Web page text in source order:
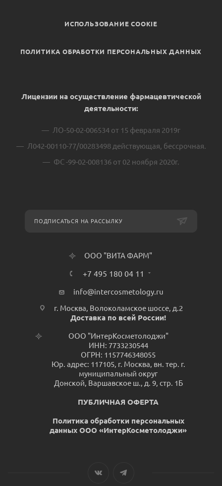
ИСПОЛЬЗОВАНИЕ COOKIE
ПОЛИТИКА ОБРАБОТКИ ПЕРСОНАЛЬНЫХ ДАННЫХ
Лицензии на осуществление фармацевтической
деятельности:
ЛО-50-02-006534 от 15 февраля 2019г
Л042-00110-77/00283498 действующая, бессрочная.
ФС -99-02-008136 от 02 ноября 2020г.
ПОДПИСАТЬСЯ НА РАССЫЛКУ
ООО "ВИТА ФАРМ"
+7 495 180 04 11
info@intercosmetology.ru
г. Москва, Волоколамское шоссе, д.2
Доставка по всей России!
ООО "ИнтерКосметолоджи"
ИНН: 7733230544
ОГРН: 1157746348055
Юр. адрес: 117105, г. Москва, вн. тер. г.
муниципальный округ
Донской, Варшавское ш., д. 9, стр. 1Б
ПУБЛИЧНАЯ ОФЕРТА
Политика обработки персональных
данных ООО «ИнтерКосметолоджи»